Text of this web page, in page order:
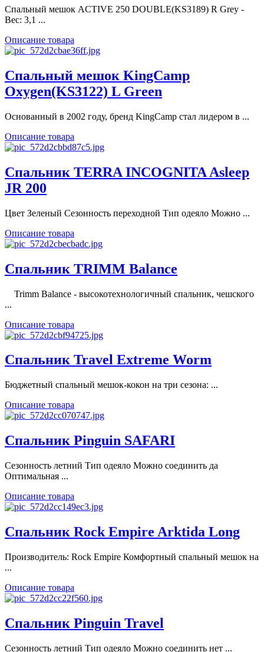
Спальный мешок ACTIVE 250 DOUBLE(KS3189) R Grey -
Вес: 3,1 ...
Описание товара
Спальный мешок KingCamp
Oxygen(KS3122) L Green
Основанный в 2002 году, бренд KingCamp стал лидером в ...
Описание товара
Спальник TERRA INCOGNITA Asleep
JR 200
Цвет Зеленый Сезонность переходной Тип одеяло Можно ...
Описание товара
Спальник TRIMM Balance
Trimm Balance - высокотехнологичный спальник, чешского
...
Описание товара
Спальник Travel Extreme Worm
Бюджетный спальный мешок-кокон на три сезона: ...
Описание товара
Спальник Pinguin SAFARI
Сезонность летний Тип одеяло Можно соединить да
Оптимальная ...
Описание товара
Спальник Rock Empire Arktida Long
Производитель: Rock Empire Комфортный спальный мешок на
...
Описание товара
Спальник Pinguin Travel
Сезонность летний Тип одеяло Можно соединить нет ...